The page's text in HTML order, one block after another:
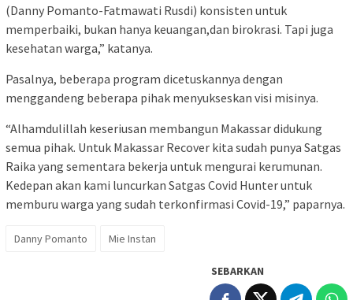
(Danny Pomanto-Fatmawati Rusdi) konsisten untuk
memperbaiki, bukan hanya keuangan,dan birokrasi. Tapi juga
kesehatan warga,” katanya.
Pasalnya, beberapa program dicetuskannya dengan
menggandeng beberapa pihak menyukseskan visi misinya.
“Alhamdulillah keseriusan membangun Makassar didukung
semua pihak. Untuk Makassar Recover kita sudah punya Satgas
Raika yang sementara bekerja untuk mengurai kerumunan.
Kedepan akan kami luncurkan Satgas Covid Hunter untuk
memburu warga yang sudah terkonfirmasi Covid-19,” paparnya.
Danny Pomanto Mie Instan
SEBARKAN